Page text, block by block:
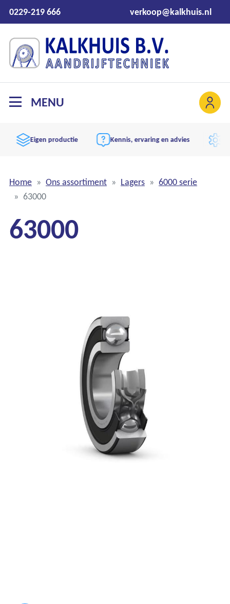
0229-219 666 verkoop@kalkhuis.nl
MENU
Eigen productie Kennis, ervaring en advies
Home Ons assortiment Lagers
6000 serie
63000
63000